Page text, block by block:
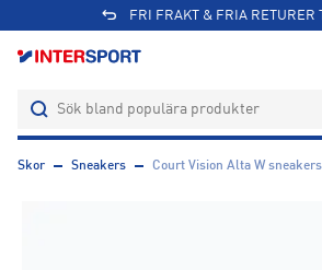
FRI FRAKT & FRIA RETURER
Skor Sneakers Court Vision Alta W sneakers